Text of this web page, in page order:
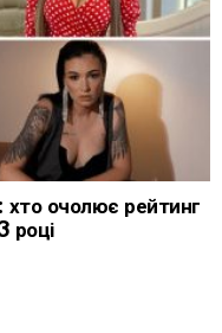
хто очолює рейтинг
році